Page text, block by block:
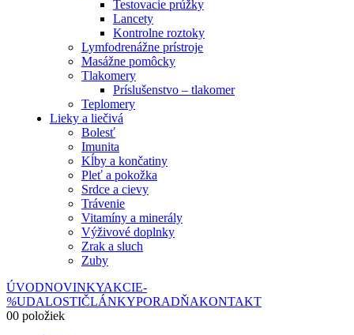
Testovacie prúžky
Lancety
Kontrolne roztoky
Lymfodrenážne prístroje
Masážne pomôcky
Tlakomery
Príslušenstvo – tlakomer
Teplomery
Lieky a liečivá
Bolesť
Imunita
Kĺby a končatiny
Pleť a pokožka
Srdce a cievy
Trávenie
Vitamíny a minerály
Výživové doplnky
Zrak a sluch
Zuby
ÚVODNOVINKYAKCIE-
%UDALOSTIČLÁNKYPORADŇAKONTAKT
00 položiek